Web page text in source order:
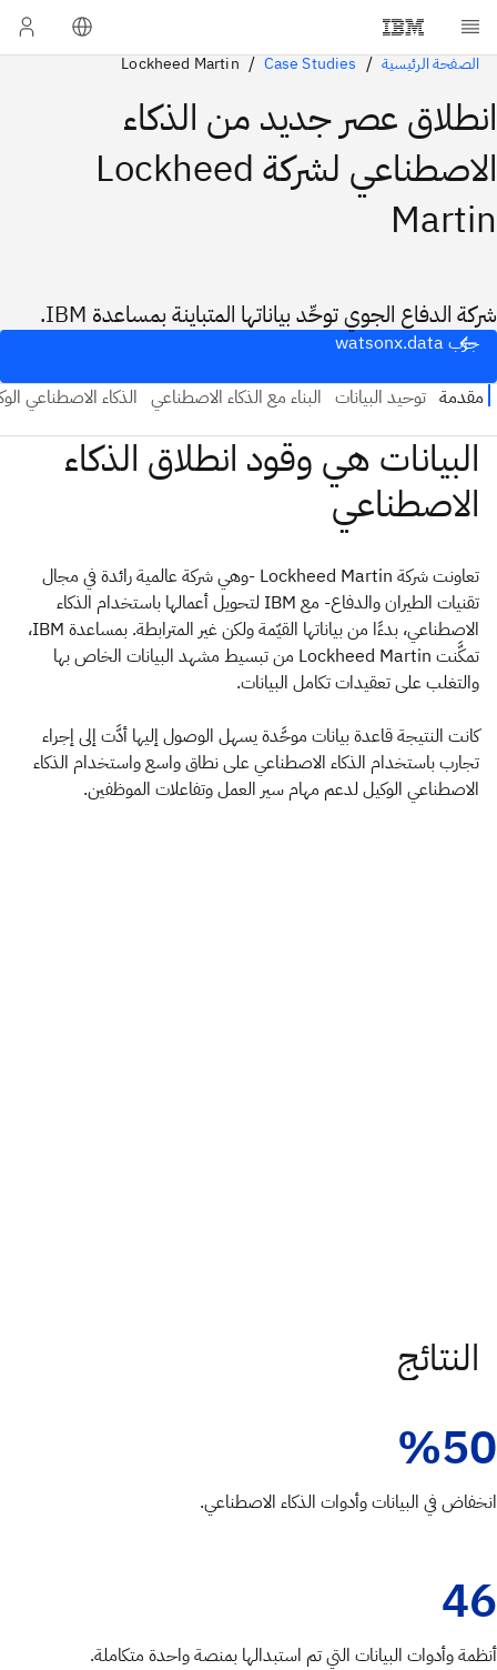
الصفحة الرئيسية Case Studies
Lockheed Martin
انطلاق عصر جديد من الذكاء
الاصطناعي لشركة Lockheed
Martin
شركة الدفاع الجوي توحِّد بياناتها المتباينة بمساعدة IBM.
جرّب watsonx.data
تعاونت شركة Lockheed Martin -وهي شركة عالمية رائدة في مجال
تقنيات الطيران والدفاع- مع IBM لتحويل أعمالها باستخدام الذكاء
الاصطناعي، بدءًا من بياناتها القيّمة ولكن غير المترابطة. بمساعدة IBM،
تمكَّنت Lockheed Martin من تبسيط مشهد البيانات الخاص بها
والتغلب على تعقيدات تكامل البيانات.
كانت النتيجة قاعدة بيانات موحَّدة يسهل الوصول إليها أدَّت إلى إجراء
تجارب باستخدام الذكاء الاصطناعي على نطاق واسع واستخدام الذكاء
الاصطناعي الوكيل لدعم مهام سير العمل وتفاعلات الموظفين.
النتائج
%50
انخفاض في البيانات وأدوات الذكاء الاصطناعي.
46
أنظمة وأدوات البيانات التي تم استبدالها بمنصة واحدة متكاملة.